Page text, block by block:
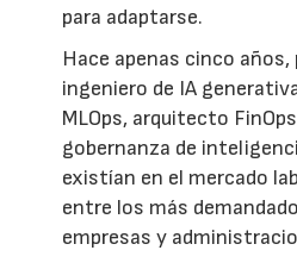
para adaptarse.
Hace apenas cinco
ingeniero de IA
MLOps, arquitecto
gobernanza de
existían en el mercado
entre los más
empresas y